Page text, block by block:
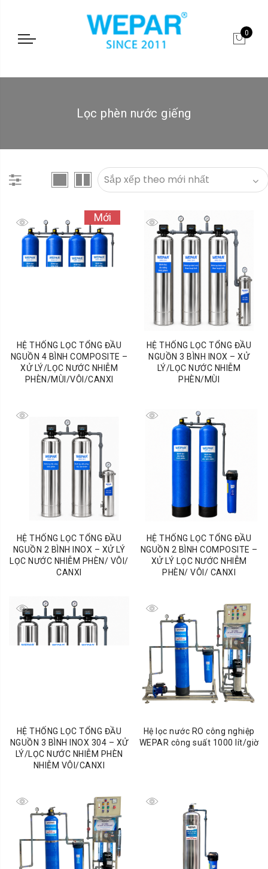
0
Lọc phèn nước giếng
Mới
HỆ THỐNG LỌC TỔNG ĐẦU
NGUỒN 4 BÌNH COMPOSITE –
XỬ LÝ/LỌC NƯỚC NHIỄM
PHÈN/MÙI/VÔI/CANXI
HỆ THỐNG LỌC TỔNG ĐẦU
NGUỒN 3 BÌNH INOX – XỬ
LÝ/LỌC NƯỚC NHIỄM
PHÈN/MÙI
HỆ THỐNG LỌC TỔNG ĐẦU
NGUỒN 2 BÌNH INOX – XỬ LÝ
LỌC NƯỚC NHIỄM PHÈN/ VÔI/
CANXI
HỆ THỐNG LỌC TỔNG ĐẦU
NGUỒN 2 BÌNH COMPOSITE –
XỬ LÝ LỌC NƯỚC NHIỄM
PHÈN/ VÔI/ CANXI
HỆ THỐNG LỌC TỔNG ĐẦU
NGUỒN 3 BÌNH INOX 304 – XỬ
LÝ/LỌC NƯỚC NHIỄM PHÈN
NHIỄM VÔI/CANXI
Hệ lọc nước RO công nghiệp
WEPAR công suất 1000 lít/giờ